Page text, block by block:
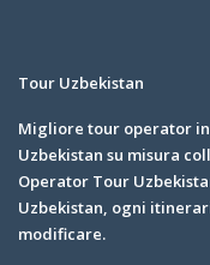
Tour Uzbekistan
Migliore tour operator
Uzbekistan su misura
Operator Tour
Uzbekistan, ogni
modificare.